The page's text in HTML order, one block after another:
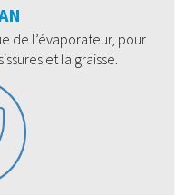
de l’évaporateur, pour
et la graisse.